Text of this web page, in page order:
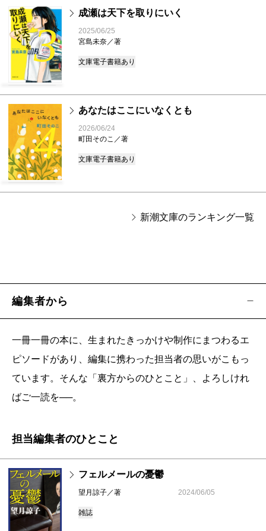
3
成瀬は天下を取りにいく
2025/06/25
宮島未奈／著
文庫電子書籍あり
4
あなたはここにいなくとも
2026/06/24
町田そのこ／著
文庫電子書籍あり
新潮文庫のランキング一覧
編集者から
一冊一冊の本に、生まれたきっかけや制作にまつわるエ
ピソードがあり、編集に携わった担当者の思いがこもっ
ています。そんな「裏方からのひとこと」、よろしけれ
ばご一読を──。
担当編集者のひとこと
フェルメールの憂鬱
望月諒子／著 2024/06/05
雑誌